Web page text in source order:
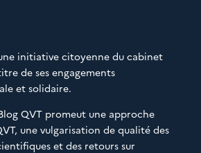
initiative citoyenne du cabinet
de ses engagements
et solidaire.
QVT promeut une approche
une vulgarisation de qualité des
et des retours sur